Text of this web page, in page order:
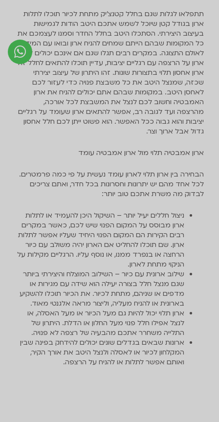
תתפלאו לגלות שגם בחלל קטנצ'יק מתחת לכיור תוכלו לתלות
ארון בגודל קטן שיוכל לשמש אתכם היטב הודות לגמישות
בעיצוב היצירתי. הסתכלו היטב בחלל החדר וסמנו לעצמכם את
כל המקומות שבהם הייתם שמחים להניח ארון ובואו עם המידות
לאולם התצוגה. במקרים רבים תגלו שגם אם אינכם יכולים להניח
ארון על הרצפה עם רגליים יציבות, עדיין תוכלו להתאים לחלל זה
ארון אחסון תלוי בתצורות שונות. זהו היתרון של עיצוב יצירתי
שכזה, שמנצל היטב את כל משבצת פנויה כדי לעזור לכם
לאחסן היטב. במקומות שבהם אתם יכולים להניח את ארון
האמבטיה וחשוב לכם לנצל את המשבצת לכל אורכה,
מהרצפה ועד לגובה רב, אפשר להתאים ארון שעומד על רגליים
יציבות והוא גבוה ככל האפשר. הוא פשוט ייתן לכם חלל אחסון
גדול אבל ארוך וצר.
ארון אמבטיה תלוי מול ארון אמבטיה עומד
הבחירה בין ארון תלוי לארון עומד נעשית על פי כמה פרמטרים.
לכל אחד מהם יש יתרונות וחסרונות בכל חדר, ואתם צריכים
לבדוק מה משרת אתכם טוב יותר:
ניצול חללים יעיל יותר – השיקול היכן להעמיד או לתלות
ארון מבוסס על המקום הפנוי שיש לכם, כאשר במקרים
רבים הקירות הם המקום הפנוי היחיד שעליו אפשר לתלות
ארון. שם תוכלו להחליט אם הארון יהיה משולב עם כיור
הרחצה או בנפרד ממנו, או נוסף עליו. הרגליים מקילות על
הניקוי מתחת לארון.
שילוב ארונית עם כיור – השילוב המוצלח והיצירתי ביותר
שגם מנצל חלל בצורה יעילה הוא שידה עם מגירות או
מדפים או שניהם, מתחת לכיור. את הכיור תוכלו להשקיע
בארונית או להניח מעליה, וליצור מראה אלגנטי מאוד.
ארון תלוי יכול להיות גם מעל הכיור או מעל האסלה, או
לנצל אפילו חלל פנוי מעל החלון או הדלת. היתרון של
התלייה משחרר אתכם מהבעיה של רצפה לא פנויה.
ארונות שבאים בגדלים שונים יכולים להידחק בפינה שבין
המקלחון לכיור או לאסלה ולנצל היטב את אורך הקיר,
ואותם אפשר לתלות או להניח על הרצפה.